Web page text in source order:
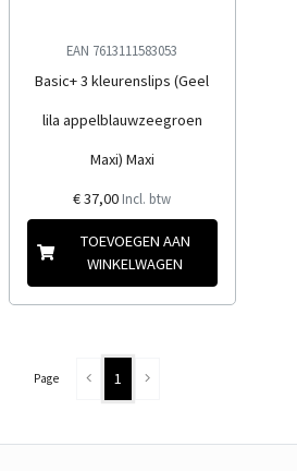
EAN 7613111583053
Basic+ 3 kleurenslips (Geel
lila appelblauwzeegroen
Maxi) Maxi
€ 37,00 Incl. btw
TOEVOEGEN AAN
WINKELWAGEN
Page 1